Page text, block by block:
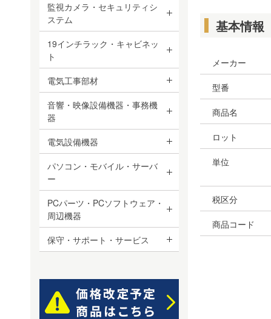
基本情報
メーカー
型番
商品名
ロット
単位
税区分
商品コード
監視カメラ・セキュリティシ
ステム
19インチラック・キャビネッ
ト
電気工事部材
音響・映像設備機器・事務機
器
電気設備機器
パソコン・モバイル・サーバ
ー
PCパーツ・PCソフトウェア・
周辺機器
保守・サポート・サービス